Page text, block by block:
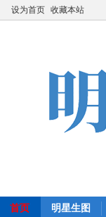
设为首页 收藏本站
首页 明星生图